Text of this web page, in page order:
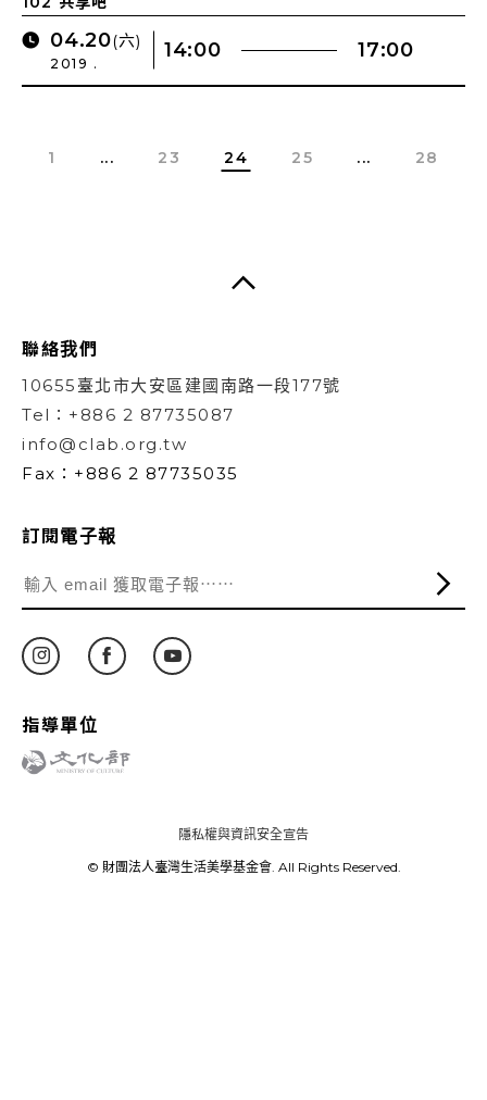
04.20(六)
2019 .
14:00 17:00
1 ... 23 24 25 ... 28
聯絡我們
10655臺北市大安區建國南路一段177號
Tel：+886 2 87735087
info@clab.org.tw
Fax：+886 2 87735035
訂閱電子報
指導單位
隱私權與資訊安全宣告
© 財團法人臺灣生活美學基金會. All Rights Reserved.